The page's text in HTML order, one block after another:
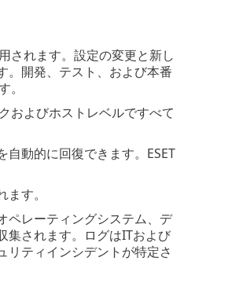
されます。設定の変更と新し
。開発、テスト、および本番
およびホストレベルですべて
動的に回復できます。ESET
す。
ペレーティングシステム、デ
集されます。ログはITおよび
リティインシデントが特定さ